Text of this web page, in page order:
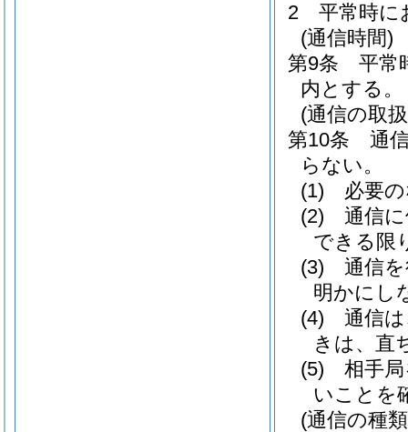
2
平常時に
(通信時間)
第9条
平常
内とする。
(通信の取
第10条
通
らない。
(1)
必要
(2)
通信
できる限
(3)
通信
明かにし
(4)
通信
きは、直
(5)
相手
いことを
(通信の種